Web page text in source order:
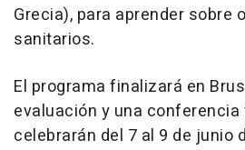
Grecia), para aprender sobre
sanitarios.
El programa finalizará en
evaluación y una conferencia
celebrarán del 7 al 9 de junio